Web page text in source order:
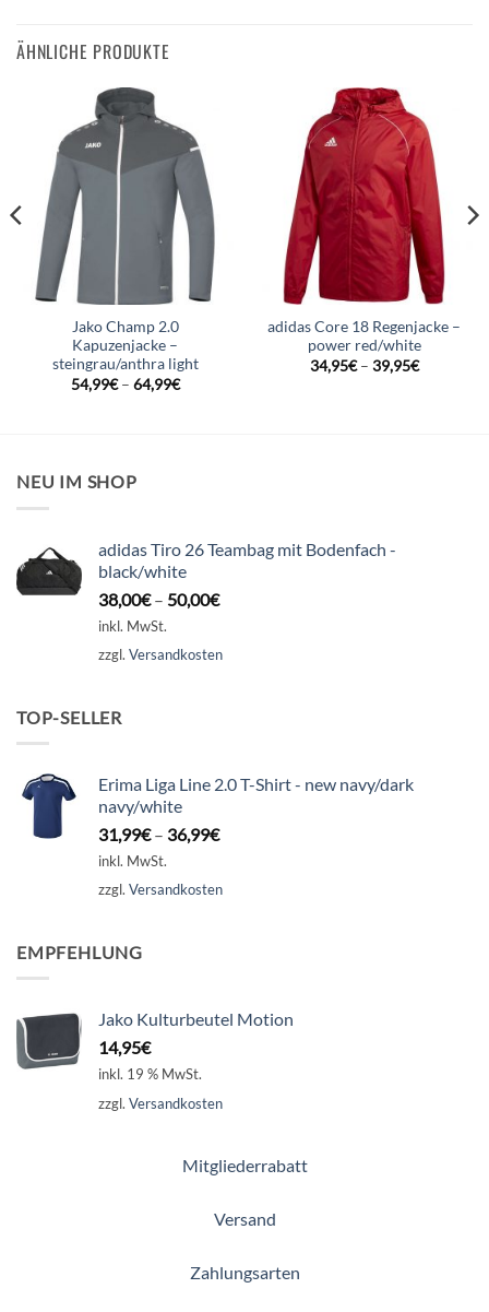
ÄHNLICHE PRODUKTE
Jako Champ 2.0
Kapuzenjacke –
steingrau/anthra light
54,99€– 64,99€
adidas Core 18 Regenjacke –
power red/white
34,95€– 39,95€
NEU IM SHOP
adidas Tiro 26 Teambag mit Bodenfach -
black/white
38,00€– 50,00€
inkl. MwSt.
zzgl. Versandkosten
TOP-SELLER
Erima Liga Line 2.0 T-Shirt - new navy/dark
navy/white
31,99€– 36,99€
inkl. MwSt.
zzgl. Versandkosten
EMPFEHLUNG
Jako Kulturbeutel Motion
14,95€
inkl. 19 % MwSt.
zzgl. Versandkosten
Mitgliederrabatt
Versand
Zahlungsarten